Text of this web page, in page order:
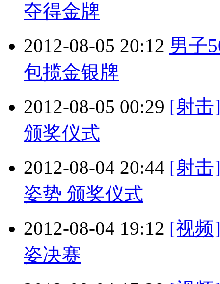
夺得金牌
2012-08-05 20:12 男子
包揽金银牌
2012-08-05 00:29 [射击
颁奖仪式
2012-08-04 20:44 [射击
姿势 颁奖仪式
2012-08-04 19:12 [视频
姿决赛